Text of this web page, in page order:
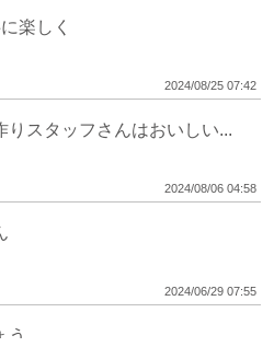
楽しく
2024/08/25 07:42
りスタッフさんはおいしい...
2024/08/06 04:58
2024/06/29 07:55
。